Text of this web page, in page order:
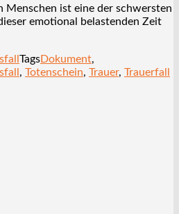
Menschen ist eine der schwersten
emotional belastenden Zeit
TagsDokument,
, Totenschein, Trauer, Trauerfall